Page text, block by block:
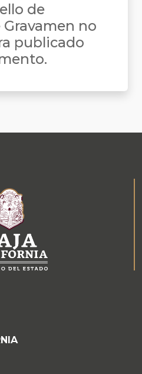
de
no
publicado